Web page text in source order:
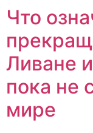
Что
Ливане
пока не
мире